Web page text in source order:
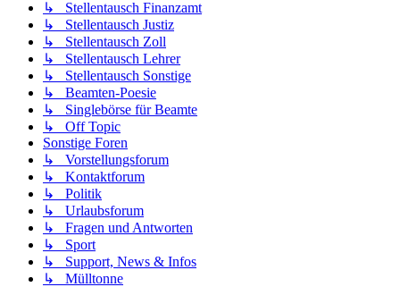
↳ Stellentausch Finanzamt
↳ Stellentausch Justiz
↳ Stellentausch Zoll
↳ Stellentausch Lehrer
↳ Stellentausch Sonstige
↳ Beamten-Poesie
↳ Singlebörse für Beamte
↳ Off Topic
Sonstige Foren
↳ Vorstellungsforum
↳ Kontaktforum
↳ Politik
↳ Urlaubsforum
↳ Fragen und Antworten
↳ Sport
↳ Support, News & Infos
↳ Mülltonne